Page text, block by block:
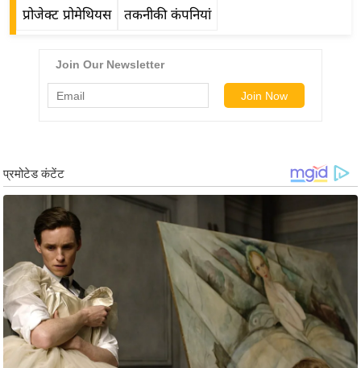
ब्री
ग
वु
ड
हॉ
ली
वु
प्रोजेक्ट प्रोमेथियस तकनीकी कंपनियां